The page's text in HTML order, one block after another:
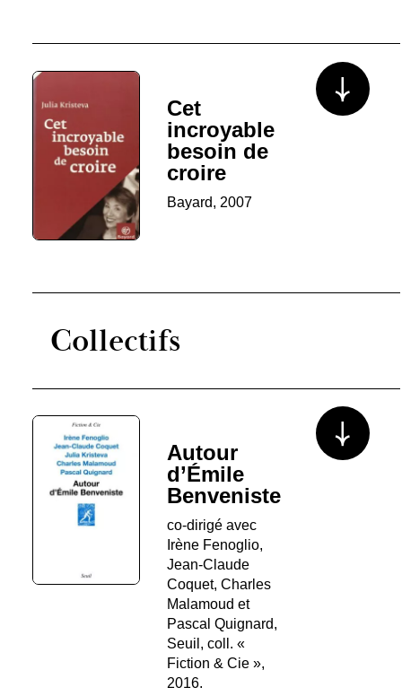
Cet
incroyable
besoin de
croire
Bayard, 2007
Voir plus/
Collectifs
Autour
d’Émile
Benveniste
co-dirigé avec
Irène Fenoglio,
Jean-Claude
Coquet, Charles
Malamoud et
Pascal Quignard,
Seuil, coll. «
Fiction & Cie »,
2016.
Voir plus/